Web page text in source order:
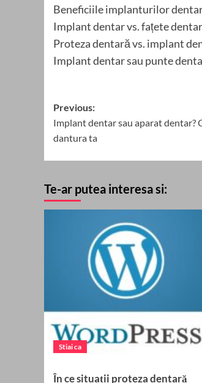
Beneficiile implanturilor
Implant dentar vs. fațete
Proteza dentară vs. implant
Implant dentar sau punte
Post
navigation
Previous:
Implant dentar sau aparat dentar?
dantura ta
Te-ar putea interesa si:
Stiai ca
În ce situații proteza dentară